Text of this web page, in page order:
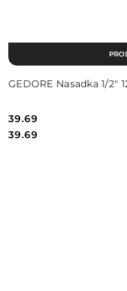
GEDORE Nasadka 1/2″
Cena:
39.69
Cena:
39.69